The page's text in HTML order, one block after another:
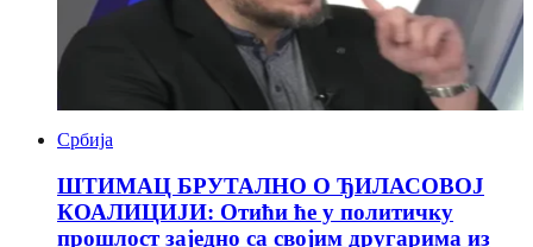
Србија
ШТИМАЦ БРУТАЛНО О ЂИЛАСOВОЈ
КОАЛИЦИЈИ: Отићи ће у политичку
прошлост заједно са својим другарима из